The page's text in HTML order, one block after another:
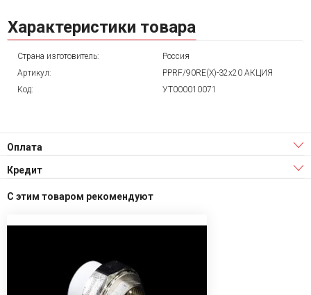
Характеристики товара
Страна изготовитель:
Россия
Артикул:
PPRF/90RE(X)-32x20 АКЦИЯ
Код:
УТ000010071
Оплата
Кредит
С этим товаром рекомендуют